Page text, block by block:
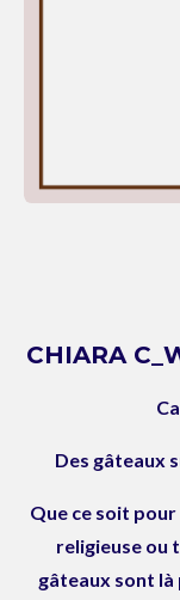
CHIARA
Des gâteaux
Que ce soit
religieuse ou
gâteaux sont